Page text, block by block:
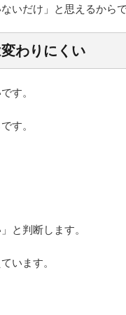
いだけ」と思えるから
わりにくい
す。
す。
と判断します。
います。